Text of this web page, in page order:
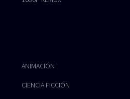
ANIMACIÓN
CIENCIA FICCIÓN